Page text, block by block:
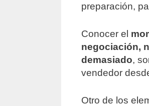
preparación,
Conocer el
negociación,
demasiado,
vendedor
Otro de los